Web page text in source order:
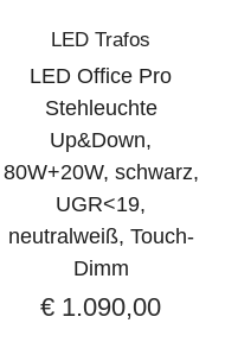
LED Trafos
LED Office Pro
Stehleuchte
Up&Down,
80W+20W, schwarz,
UGR<19,
neutralweiß, Touch-
Dimm
€ 1.090,00